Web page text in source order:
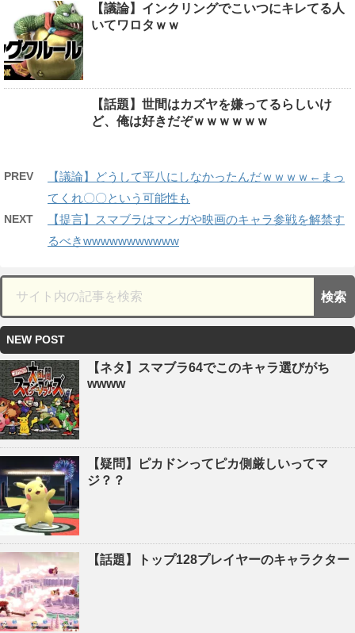
【議論】インクリングでこいつにキレてる人
いてワロタｗｗ
【話題】世間はカズヤを嫌ってるらしいけ
ど、俺は好きだぞｗｗｗｗｗｗ
PREV
【議論】どうして平八にしなかったんだｗｗｗｗ←まっ
てくれ〇〇という可能性も
NEXT
【提言】スマブラはマンガや映画のキャラ参戦を解禁す
るべきwwwwwwwwwww
NEW POST
【ネタ】スマブラ64でこのキャラ選びがち
wwww
【疑問】ピカドンってピカ側厳しいってマ
ジ？？
【話題】トップ128プレイヤーのキャラクター